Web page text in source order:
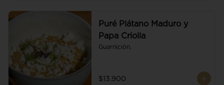
Puré Plátano Maduro y
Papa Criolla
Guarnición.
$13.900